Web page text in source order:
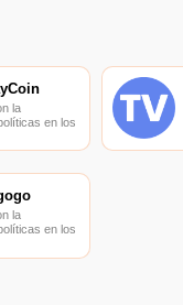
la
en los
la
en los